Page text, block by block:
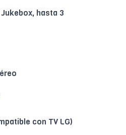
hasta 3
con TV LG)